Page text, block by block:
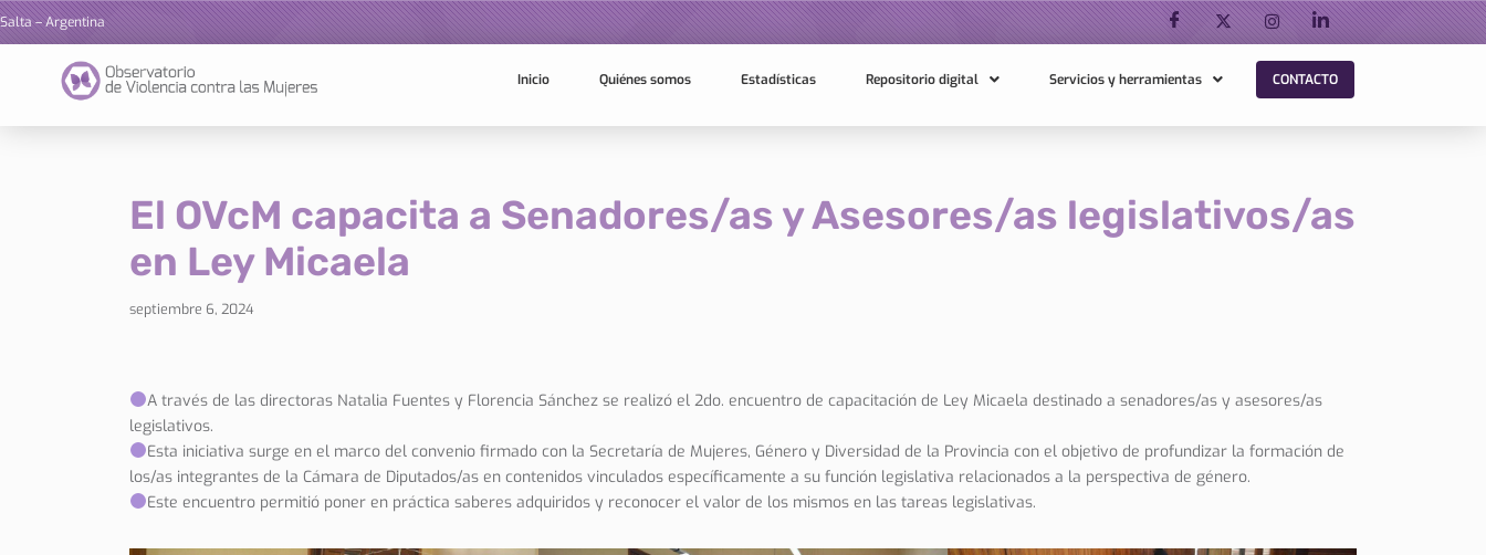
Salta – Argentina
Inicio Quiénes somos Estadísticas Repositorio digital Servicios y herramientas CONTACTO
El OVcM capacita a Senadores/as y Asesores/as legislativos/as
en Ley Micaela
septiembre 6, 2024
A través de las directoras Natalia Fuentes y Florencia Sánchez se realizó el 2do. encuentro de capacitación de Ley Micaela destinado a senadores/as y asesores/as
legislativos.
Esta iniciativa surge en el marco del convenio firmado con la Secretaría de Mujeres, Género y Diversidad de la Provincia con el objetivo de profundizar la formación de
los/as integrantes de la Cámara de Diputados/as en contenidos vinculados específicamente a su función legislativa relacionados a la perspectiva de género.
Este encuentro permitió poner en práctica saberes adquiridos y reconocer el valor de los mismos en las tareas legislativas.